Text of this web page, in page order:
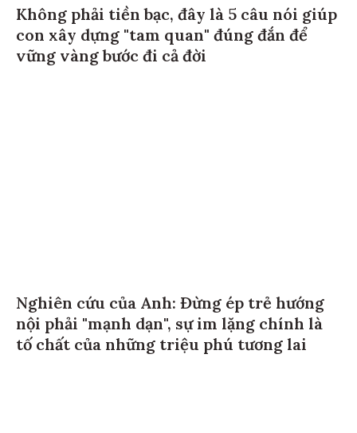
Không phải tiền bạc, đây là 5 câu nói giúp
con xây dựng "tam quan" đúng đắn để
vững vàng bước đi cả đời
Nghiên cứu của Anh: Đừng ép trẻ hướng
nội phải "mạnh dạn", sự im lặng chính là
tố chất của những triệu phú tương lai